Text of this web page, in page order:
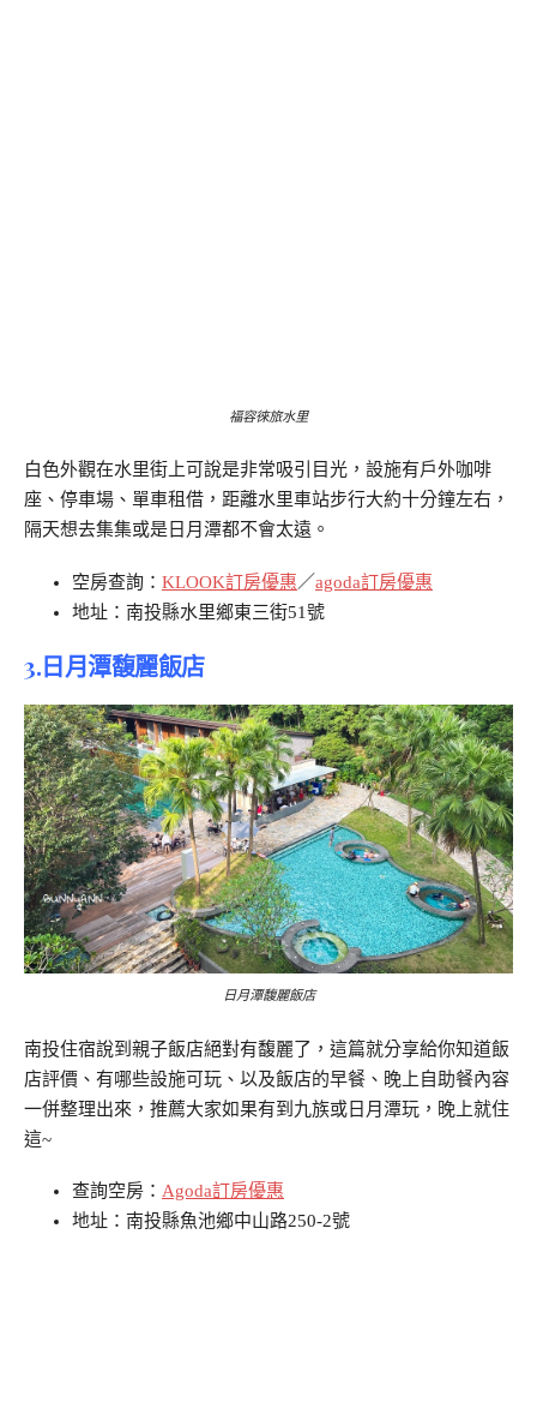
福容徠旅水里
白色外觀在水里街上可說是非常吸引目光，設施有戶外咖啡
座、停車場、單車租借，距離水里車站步行大約十分鐘左右，
隔天想去集集或是日月潭都不會太遠。
空房查詢： KLOOK訂房優惠／agoda訂房優惠
地址：南投縣水里鄉東三街51號
3.日月潭馥麗飯店
日月潭馥麗飯店
南投住宿說到親子飯店絕對有馥麗了，這篇就分享給你知道飯
店評價、有哪些設施可玩、以及飯店的早餐、晚上自助餐內容
一併整理出來，推薦大家如果有到九族或日月潭玩，晚上就住
這~
查詢空房： Agoda訂房優惠
地址：南投縣魚池鄉中山路250-2號